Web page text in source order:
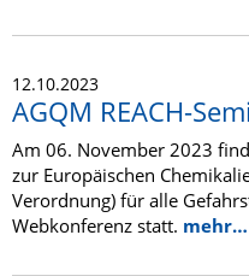
12.10.2023
AGQM REACH-
Am 06. November 2023
zur Europäischen
Verordnung) für alle
Webkonferenz statt. mehr…